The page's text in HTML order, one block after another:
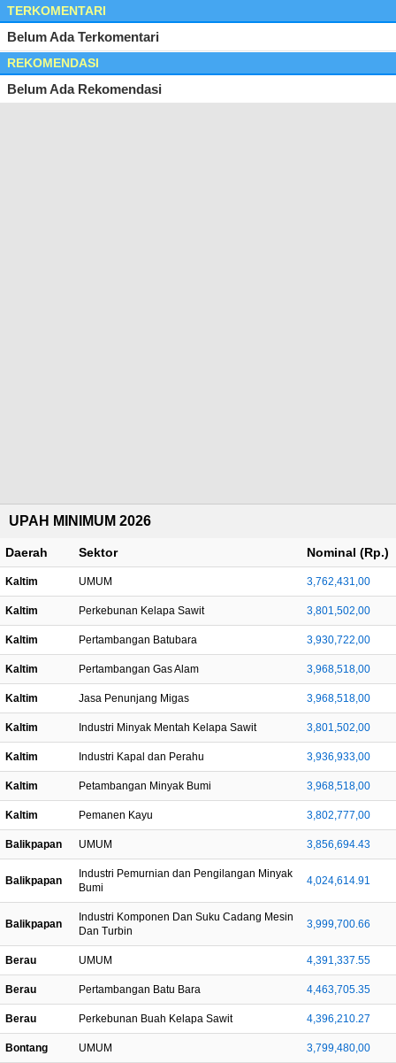
TERKOMENTARI
Belum Ada Terkomentari
REKOMENDASI
Belum Ada Rekomendasi
UPAH MINIMUM 2026
Daerah Sektor Nominal (Rp.)
Kaltim UMUM 3,762,431,00
Kaltim Perkebunan Kelapa Sawit 3,801,502,00
Kaltim Pertambangan Batubara 3,930,722,00
Kaltim Pertambangan Gas Alam 3,968,518,00
Kaltim Jasa Penunjang Migas 3,968,518,00
Kaltim Industri Minyak Mentah Kelapa Sawit 3,801,502,00
Kaltim Industri Kapal dan Perahu 3,936,933,00
Kaltim Petambangan Minyak Bumi 3,968,518,00
Kaltim Pemanen Kayu 3,802,777,00
Balikpapan UMUM 3,856,694.43
Balikpapan
Industri Pemurnian dan Pengilangan Minyak
Bumi
4,024,614.91
Balikpapan
Industri Komponen Dan Suku Cadang Mesin
Dan Turbin
3,999,700.66
Berau UMUM 4,391,337.55
Berau Pertambangan Batu Bara 4,463,705.35
Berau Perkebunan Buah Kelapa Sawit 4,396,210.27
Bontang UMUM 3,799,480,00